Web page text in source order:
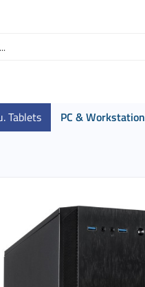
Tablets PC & Workstation